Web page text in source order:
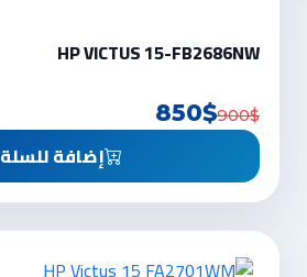
HP VICTUS 15-FB2686NW
900$
850$
إضافة للسلة